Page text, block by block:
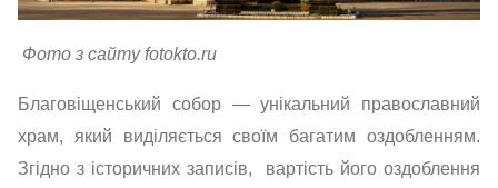
Фото з сайту fotokto.ru
Благовіщенський собор — унікальний православний
храм, який виділяється своїм багатим оздобленням.
Згідно з історичних записів, вартість його оздоблення